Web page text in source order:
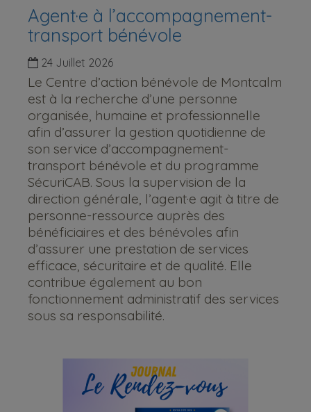
Agent·e à l’accompagnement-
transport bénévole
24 Juillet 2026
Le Centre d’action bénévole de Montcalm
est à la recherche d’une personne
organisée, humaine et professionnelle
afin d’assurer la gestion quotidienne de
son service d’accompagnement-
transport bénévole et du programme
SécuriCAB. Sous la supervision de la
direction générale, l’agent·e agit à titre de
personne-ressource auprès des
bénéficiaires et des bénévoles afin
d’assurer une prestation de services
efficace, sécuritaire et de qualité. Elle
contribue également au bon
fonctionnement administratif des services
sous sa responsabilité.